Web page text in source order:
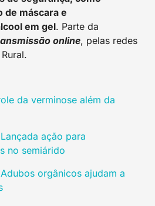
de máscara e
em gel. Parte da
online, pelas redes
da verminose além da
ação para
no semiárido
orgânicos ajudam a